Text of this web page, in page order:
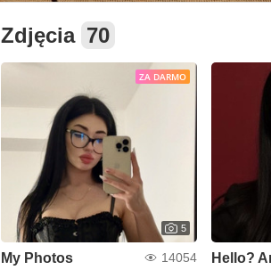
Zdjęcia 70
ZA DARMO
5
My Photos 14054